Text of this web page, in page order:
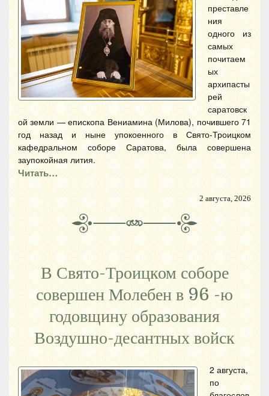
преставле
ния
одного из
самых
почитаем
ых
архипасты
рей
саратовск
ой земли — епископа Вениамина (Милова), почившего 71
год назад и ныне упокоенного в Свято-Троицком
кафедральном соборе Саратова, была совершена
заупокойная лития.
Читать…
2 августа, 2026
В Свято-Троицком соборе
совершен Молебен в 96 -ю
годовщину образования
Воздушно-десантных войск
2 августа,
по